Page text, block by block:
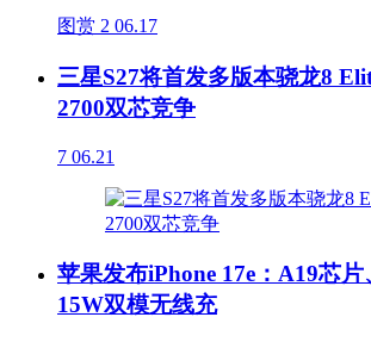
图赏 2 06.17
三星S27将首发多版本骁龙8
2700双芯竞争
7 06.21
苹果发布iPhone 17e：A19芯片
15W双模无线充